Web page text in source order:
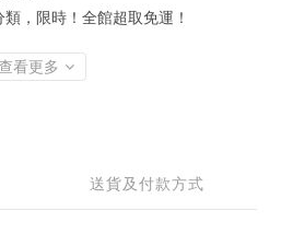
類，限時！全館超取免運！
看更多
送貨及付款方式